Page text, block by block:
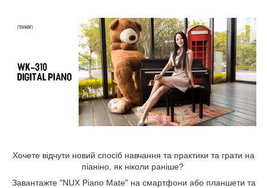
Хочете відчути новий спосіб навчання та практики та грати на
піаніно, як ніколи раніше?
Завантажте "NUX Piano Mate" на смартфони або планшети та